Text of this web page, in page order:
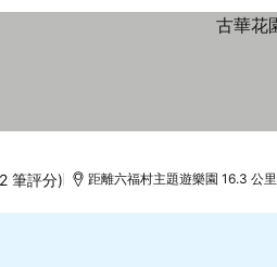
筆評分) 距離六福村主題遊樂園 16.3 公里